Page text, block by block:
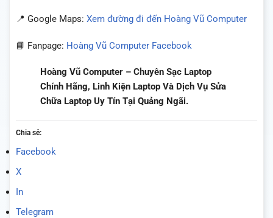
📍 Google Maps: Xem đường đi đến Hoàng Vũ Computer
📘 Fanpage: Hoàng Vũ Computer Facebook
Hoàng Vũ Computer – Chuyên Sạc Laptop
Chính Hãng, Linh Kiện Laptop Và Dịch Vụ Sửa
Chữa Laptop Uy Tín Tại Quảng Ngãi.
Chia sẻ:
Facebook
X
In
Telegram